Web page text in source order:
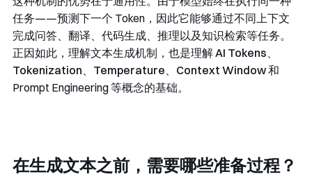
任务——预测下一个 Token，因此它能够通过不同上下文
完成问答、翻译、代码生成、推理以及知识检索等任务。
正因如此，理解文本生成机制，也是理解 ​AI Tokens​、​
Tokenization​、​ Temperature​、 Context Window和
Prompt Engineering 等概念的基础。
在生成文本之前，需要哪些准备过程？